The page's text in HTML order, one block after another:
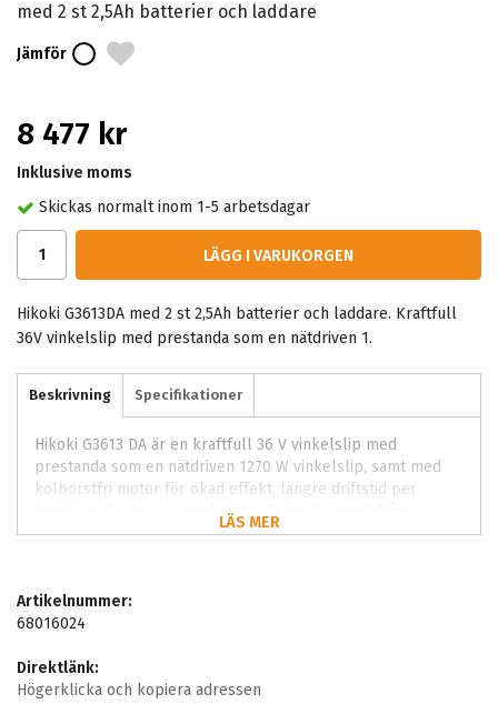
med 2 st 2,5Ah batterier och laddare
Jämför
8 477 kr
Inklusive moms
Skickas normalt inom 1-5 arbetsdagar
LÄGG I VARUKORGEN
Hikoki G3613DA med 2 st 2,5Ah batterier och laddare. Kraftfull
36V vinkelslip med prestanda som en nätdriven 1.
Beskrivning Specifikationer
Hikoki G3613 DA är en kraftfull 36 V vinkelslip med
prestanda som en nätdriven 1270 W vinkelslip, samt med
kolborstfri motor för ökad effekt, längre driftstid per
laddning. Ger jämn avverkning och bra kontroll från
grovbearbetning till finish. Ger jämn yta och stabil kontroll
LÄS MER
Artikelnummer:
68016024
Direktlänk:
Högerklicka och kopiera adressen